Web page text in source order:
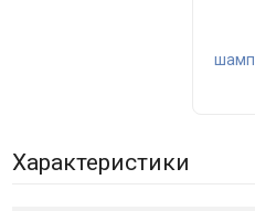
Характеристики